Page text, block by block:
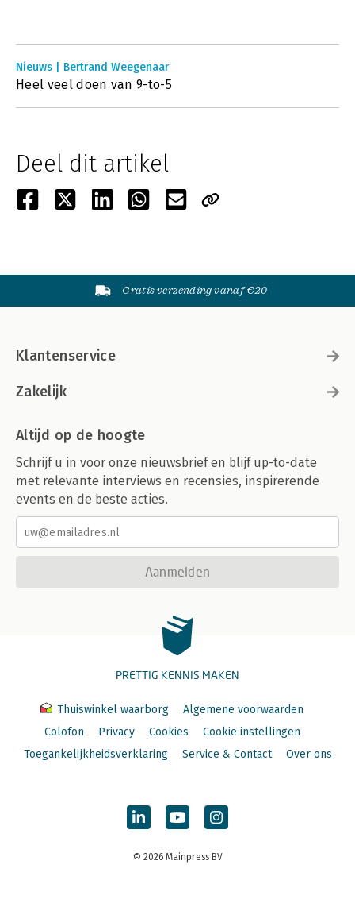
Nieuws | Bertrand Weegenaar
Heel veel doen van 9-to-5
Deel dit artikel
Gratis verzending vanaf €20
Klantenservice
Zakelijk
Altijd op de hoogte
Schrijf u in voor onze nieuwsbrief en blijf up-to-date
met relevante interviews en recensies, inspirerende
events en de beste acties.
Aanmelden
PRETTIG KENNIS MAKEN
Thuiswinkel waarborg
Algemene voorwaarden
Colofon
Privacy Cookies
Cookie instellingen
Toegankelijkheidsverklaring
Service & Contact Over ons
© 2026 Mainpress BV